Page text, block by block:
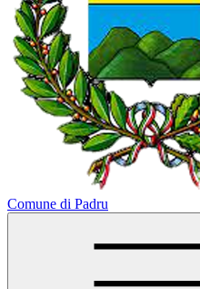
Comune di Padru